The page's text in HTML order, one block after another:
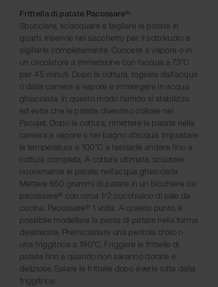
Frittella di patate Pacossare®:
Sbucciare, sciacquare e tagliare le patate in
quarti. Inserirle nel sacchetto per il sottovuoto e
sigillarle completamente. Cuocere a vapore o in
un circolatore a immersione con l'acqua a 73°C
per 45 minuti. Dopo la cottura, togliere dall'acqua
o dalla camera a vapore e immergere in acqua
ghiacciata. In questo modo l'amido si stabilizza
ed evita che le patate diventino collose nel
Pacojet. Dopo la cottura, rimettere le patate nella
camera a vapore o nel bagno d'acqua. Impostare
la temperatura a 100°C e lasciarle andare fino a
cottura completa. A cottura ultimata, scuotere
nuovamente le patate nell'acqua ghiacciata.
Mettere 650 grammi di patate in un bicchiere da
pacossare® con circa 1/2 cucchiaino di sale da
cucina. Pacossare® 1 volta. A questo punto, è
possibile modellare la pasta di patate nella forma
desiderata. Preriscaldare una pentola d'olio o
una friggitrice a 190°C. Friggere le frittelle di
patate fino a quando non saranno dorate e
deliziose. Salare le frittelle dopo averle tolte dalla
friggitrice.